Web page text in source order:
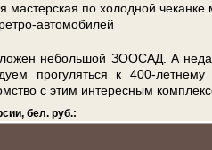
ма­стер­ская по холодной чеканке
автомобилей
не­боль­шой ЗООСАД. А
про­гу­лять­ся к 400-
с этим ин­те­рес­ным
бел. руб.: